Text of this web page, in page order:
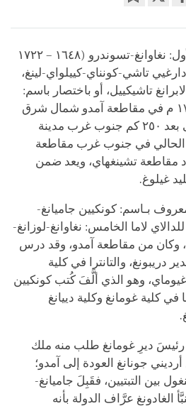
أَسَّس الـ جاميانغ شايبا الأول: نغاوانغ-تسوندرو (١٦٤٨ – ١٧٢٢
تاشي-كونناي-كييلواي-لينغ،
تاشيكييل، أو باختصار باسم:
لابرانغ، وذلك في عام ١٧١٠ م في مقاطعة آمدو شمال شرق
التبت، ويقع هذا الدير على بعد ٢٥٠ كم جنوب غرب مدينة
الحالي في جنوب غرب مقاطعة
مقاطعة تشينغهاي، ويعد ضمن
غيلوغ.
بـاسم: كونكيين جاميانغ-
لاما الخامس: نغاوانغ-لوزانغ-
دريبونغ، والتانترا في كلية
غيوماي، وهو الذي ألَّفَ كُتب كونكيين
في كلية غومانغ وكلية دييانغ
رئيسَ ديرِ غومانغ طلب منه ملك
جونانغ العودة إلى آمدو؛
بين التبتيين، فقَبِلَ جاميانغ-
الغادونغ عرَّاف الدولة بأنه